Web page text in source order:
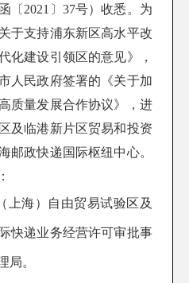
〔 2021 〕 37号）收悉。为
于支持浦东新区高水平改
化建设引领区的意见》，
人民政府签署的《关于加
质量发展合作协议》，进
及临港新片区贸易和投资
邮政快递国际枢纽中心。
上海）自由贸易试验区及
快递业务经营许可审批事
局。